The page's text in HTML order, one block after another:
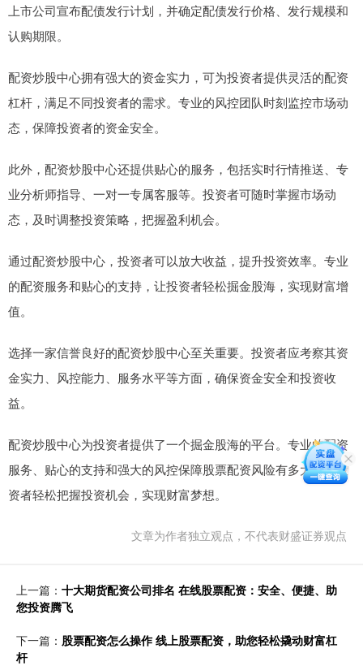
上市公司宣布配债发行计划，并确定配债发行价格、发行规模和
认购期限。
配资炒股中心拥有强大的资金实力，可为投资者提供灵活的配资
杠杆，满足不同投资者的需求。专业的风控团队时刻监控市场动
态，保障投资者的资金安全。
此外，配资炒股中心还提供贴心的服务，包括实时行情推送、专
业分析师指导、一对一专属客服等。投资者可随时掌握市场动
态，及时调整投资策略，把握盈利机会。
通过配资炒股中心，投资者可以放大收益，提升投资效率。专业
的配资服务和贴心的支持，让投资者轻松掘金股海，实现财富增
值。
选择一家信誉良好的配资炒股中心至关重要。投资者应考察其资
金实力、风控能力、服务水平等方面，确保资金安全和投资收
益。
配资炒股中心为投资者提供了一个掘金股海的平台。专业的配资
服务、贴心的支持和强大的风控保障股票配资风险有多大，让投
资者轻松把握投资机会，实现财富梦想。
文章为作者独立观点，不代表财盛证券观点
上一篇： 十大期货配资公司排名 在线股票配资：安全、便捷、助
您投资腾飞
下一篇： 股票配资怎么操作 线上股票配资，助您轻松撬动财富杠
杆